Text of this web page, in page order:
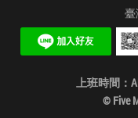
臺
上班時間：
© Five